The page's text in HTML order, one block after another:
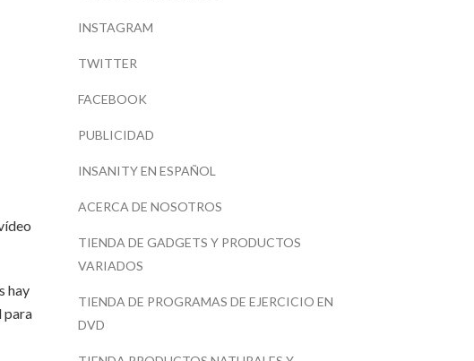
hay
para
INSTAGRAM
TWITTER
FACEBOOK
PUBLICIDAD
INSANITY EN ESPAÑOL
ACERCA DE NOSOTROS
TIENDA DE GADGETS Y PRODUCTOS
VARIADOS
TIENDA DE PROGRAMAS DE EJERCICIO EN
DVD